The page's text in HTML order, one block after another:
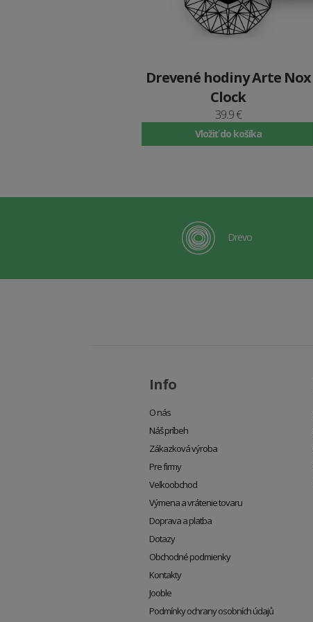
Drevené hodiny Arte Nox
Clock
39.9 €
Vložiť do košíka
Drevo
Info
O nás
Náš príbeh
Zákazková výroba
Pre firmy
Veľkoobchod
Výmena a vrátenie tovaru
Doprava a platba
Dotazy
Obchodné podmienky
Kontakty
Jooble
Podmínky ochrany osobních údajů